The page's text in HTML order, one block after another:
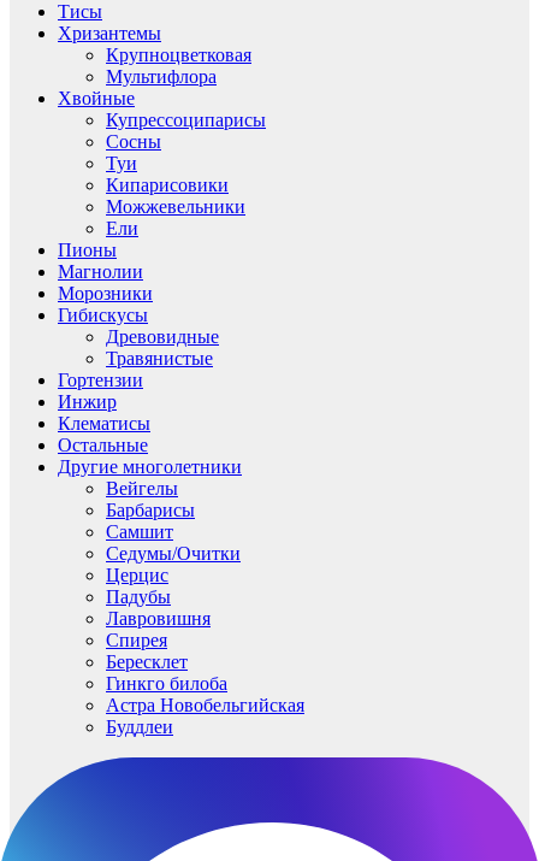
Тисы
Хризантемы
Крупноцветковая
Мультифлора
Хвойные
Купрессоципарисы
Сосны
Туи
Кипарисовики
Можжевельники
Ели
Пионы
Магнолии
Морозники
Гибискусы
Древовидные
Травянистые
Гортензии
Инжир
Клематисы
Остальные
Другие многолетники
Вейгелы
Барбарисы
Самшит
Седумы/Очитки
Церцис
Падубы
Лавровишня
Спирея
Бересклет
Гинкго билоба
Астра Новобельгийская
Буддлеи